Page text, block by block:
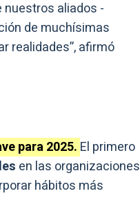
nuestros aliados -
de muchísimas
realidades”, afirmó
para 2025. El primero
en las organizaciones
hábitos más